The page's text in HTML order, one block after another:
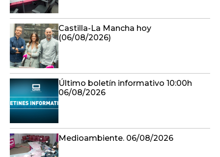
Castilla-La Mancha hoy
(06/08/2026)
Último boletín informativo 10:00h
06/08/2026
Medioambiente. 06/08/2026